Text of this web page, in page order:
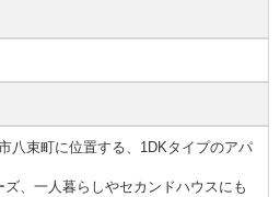
八束町に位置する、1DKタイプのアパ
、一人暮らしやセカンドハウスにも